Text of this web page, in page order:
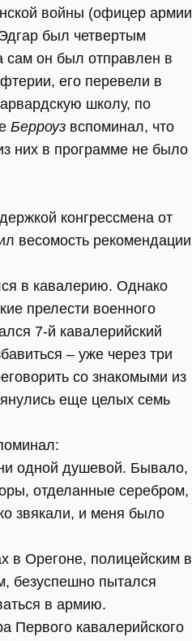
войны (офицер армии
был четвертым
сам он был отправлен в
его перевели в
школу, по
Берроуз вспоминал, что
них в программе не было
конгрессмена от
весомость рекомендации
в кавалерию. Однако
прелести военного
7-й кавалерийский
– уже через три
со знакомыми из
еще целых семь
одной душевой. Бывало,
отделанные серебром,
звякали, и меня было
в Орегоне, полицейским в
безуспешно пытался
в армию.
Первого кавалерийского